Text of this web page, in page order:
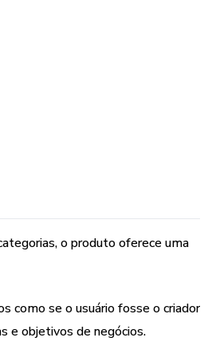
se você fosse o criador e o
bônus:
o produto oferece uma
como se o usuário fosse o criador
e objetivos de negócios.